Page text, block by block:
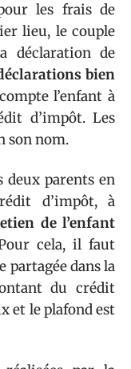
les frais de
lieu, le couple
déclaration de
bien
l’enfant à
d’impôt. Les
son nom.
deux parents en
d’impôt, à
de l’enfant
cela, il faut
partagée dans la
du crédit
et le plafond est